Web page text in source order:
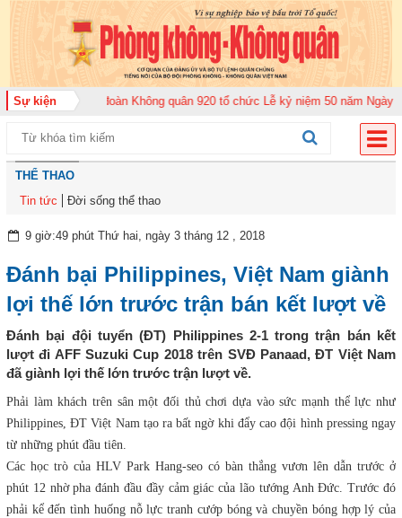
Sự kiện
2026 Trung đoàn Không quân 920 tổ chức Lễ kỷ niệm 50 năm Ngày
THỂ THAO
Tin tức
Đời sống thể thao
9 giờ:49 phút Thứ hai, ngày 3 tháng 12 , 2018
Đánh bại Philippines, Việt Nam giành
lợi thế lớn trước trận bán kết lượt về
Đánh bại đội tuyển (ĐT) Philippines 2-1 trong trận bán kết
lượt đi AFF Suzuki Cup 2018 trên SVĐ Panaad, ĐT Việt Nam
đã giành lợi thế lớn trước trận lượt về.
Phải làm khách trên sân một đối thủ chơi dựa vào sức mạnh thể lực như
Philippines, ĐT Việt Nam tạo ra bất ngờ khi đẩy cao đội hình pressing ngay
từ những phút đầu tiên.
Các học trò của HLV Park Hang-seo có bàn thắng vươn lên dẫn trước ở
phút 12 nhờ pha đánh đầu đầy cảm giác của lão tướng Anh Đức. Trước đó
phải kể đến tình huống nỗ lực tranh cướp bóng và chuyền bóng hợp lý của